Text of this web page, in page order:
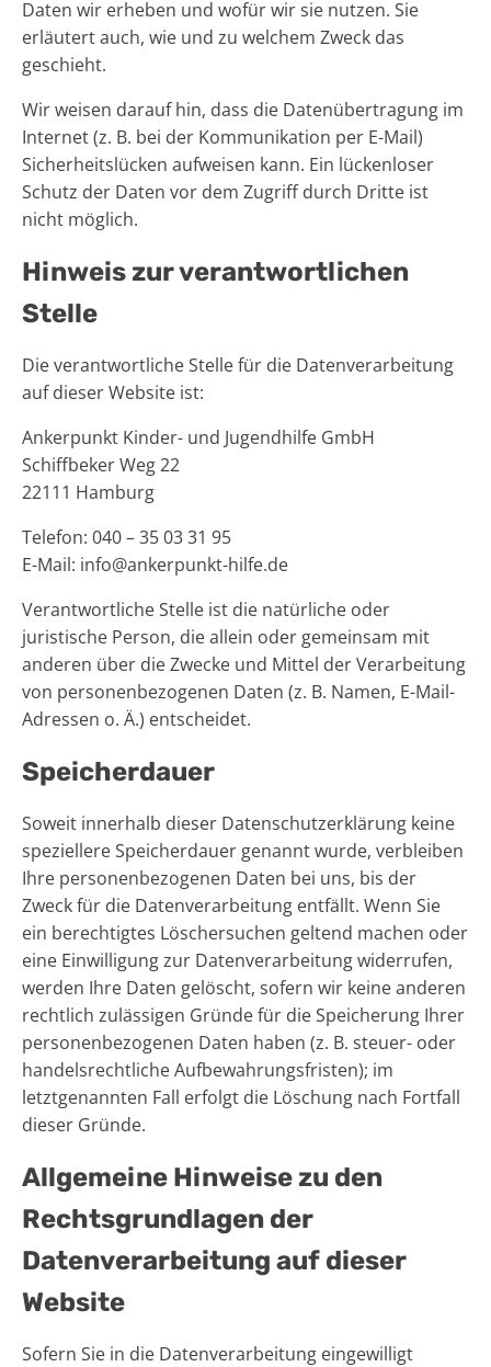
Daten wir erheben und wofür wir sie nutzen. Sie
erläutert auch, wie und zu welchem Zweck das
geschieht.
Wir weisen darauf hin, dass die Datenübertragung im
Internet (z. B. bei der Kommunikation per E-Mail)
Sicherheitslücken aufweisen kann. Ein lückenloser
Schutz der Daten vor dem Zugriff durch Dritte ist
nicht möglich.
Hinweis zur verantwortlichen
Stelle
Die verantwortliche Stelle für die Datenverarbeitung
auf dieser Website ist:
Ankerpunkt Kinder- und Jugendhilfe GmbH
Schiffbeker Weg 22
22111 Hamburg
Telefon: 040 – 35 03 31 95
E-Mail: info@ankerpunkt-hilfe.de
Verantwortliche Stelle ist die natürliche oder
juristische Person, die allein oder gemeinsam mit
anderen über die Zwecke und Mittel der Verarbeitung
von personenbezogenen Daten (z. B. Namen, E-Mail-
Adressen o. Ä.) entscheidet.
Speicherdauer
Soweit innerhalb dieser Datenschutzerklärung keine
speziellere Speicherdauer genannt wurde, verbleiben
Ihre personenbezogenen Daten bei uns, bis der
Zweck für die Datenverarbeitung entfällt. Wenn Sie
ein berechtigtes Löschersuchen geltend machen oder
eine Einwilligung zur Datenverarbeitung widerrufen,
werden Ihre Daten gelöscht, sofern wir keine anderen
rechtlich zulässigen Gründe für die Speicherung Ihrer
personenbezogenen Daten haben (z. B. steuer- oder
handelsrechtliche Aufbewahrungsfristen); im
letztgenannten Fall erfolgt die Löschung nach Fortfall
dieser Gründe.
Allgemeine Hinweise zu den
Rechtsgrundlagen der
Datenverarbeitung auf dieser
Website
Sofern Sie in die Datenverarbeitung eingewilligt